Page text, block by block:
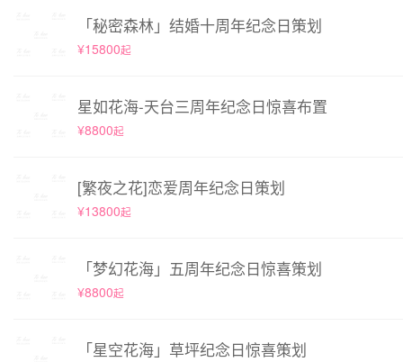
「秘密森林」结婚十周年纪念日策划
¥15800起
星如花海-天台三周年纪念日惊喜布置
¥8800起
[繁夜之花]恋爱周年纪念日策划
¥13800起
「梦幻花海」五周年纪念日惊喜策划
¥8800起
「星空花海」草坪纪念日惊喜策划